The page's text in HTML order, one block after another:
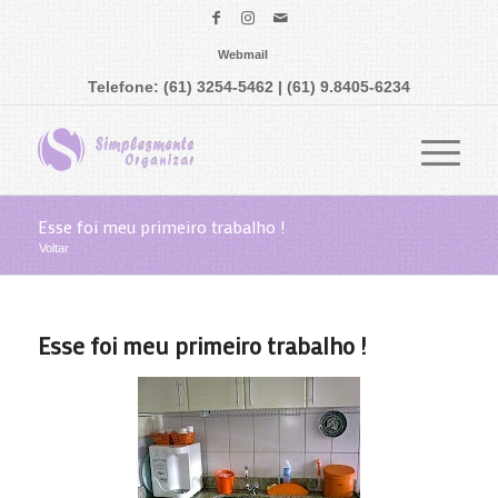
Webmail
Telefone: (61) 3254-5462 | (61) 9.8405-6234
Esse foi meu primeiro trabalho !
Voltar
Esse foi meu primeiro trabalho !